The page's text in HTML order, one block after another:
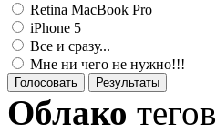
Retina MacBook Pro
iPhone 5
Все и сразу...
Мне ни чего не нужно!!!
Голосовать Результаты
Облако тегов